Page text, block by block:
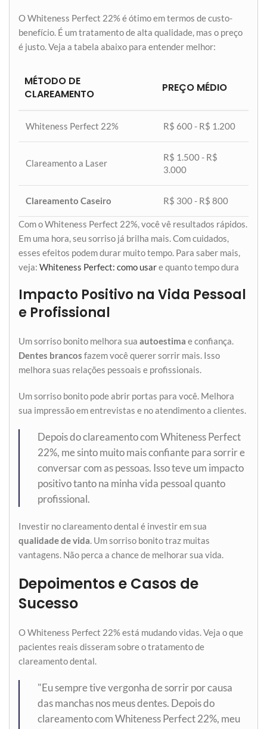
O Whiteness Perfect 22% é ótimo em termos de custo-
benefício. É um tratamento de alta qualidade, mas o preço
é justo. Veja a tabela abaixo para entender melhor:
MÉTODO DE
CLAREAMENTO
PREÇO MÉDIO
Whiteness Perfect 22% R$ 600 - R$ 1.200
Clareamento a Laser
R$ 1.500 - R$
3.000
Clareamento Caseiro R$ 300 - R$ 800
Com o Whiteness Perfect 22%, você vê resultados rápidos.
Em uma hora, seu sorriso já brilha mais. Com cuidados,
esses efeitos podem durar muito tempo. Para saber mais,
veja: Whiteness Perfect: como usare quanto tempo dura
Impacto Positivo na Vida Pessoal
e Profissional
Um sorriso bonito melhora sua autoestima e confiança.
Dentes brancos fazem você querer sorrir mais. Isso
melhora suas relações pessoais e profissionais.
Um sorriso bonito pode abrir portas para você. Melhora
sua impressão em entrevistas e no atendimento a clientes.
Depois do clareamento com Whiteness Perfect
22%, me sinto muito mais confiante para sorrir e
conversar com as pessoas. Isso teve um impacto
positivo tanto na minha vida pessoal quanto
profissional.
Investir no clareamento dental é investir em sua
qualidade de vida. Um sorriso bonito traz muitas
vantagens. Não perca a chance de melhorar sua vida.
Depoimentos e Casos de
Sucesso
O Whiteness Perfect 22% está mudando vidas. Veja o que
pacientes reais disseram sobre o tratamento de
clareamento dental.
"Eu sempre tive vergonha de sorrir por causa
das manchas nos meus dentes. Depois do
clareamento com Whiteness Perfect 22%, meu